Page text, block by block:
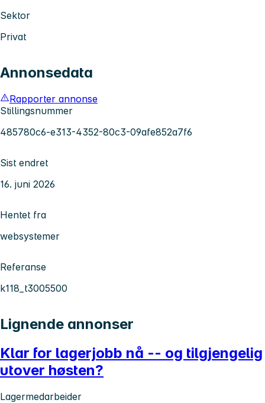
Sektor
Privat
Annonsedata
Rapporter annonse
Stillingsnummer
485780c6-e313-4352-80c3-09afe852a7f6
Sist endret
16. juni 2026
Hentet fra
websystemer
Referanse
k118_t3005500
Lignende annonser
Klar for lagerjobb nå -- og tilgjengelig
utover høsten?
Lagermedarbeider